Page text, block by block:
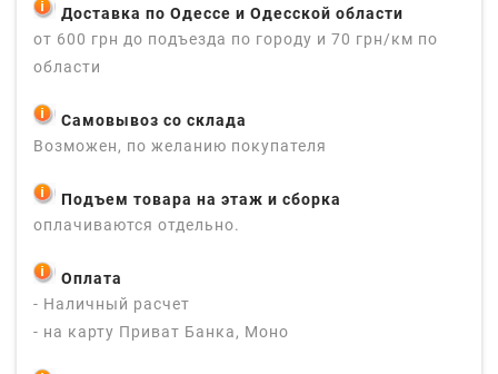
Доставка по Одессе и Одесской области
от 600 грн до подъезда по городу и 70 грн/км по
области
Самовывоз со склада
Возможен, по желанию покупателя
Подъем товара на этаж и сборка
оплачиваются отдельно.
Оплата
- Наличный расчет
- на карту Приват Банка, Моно